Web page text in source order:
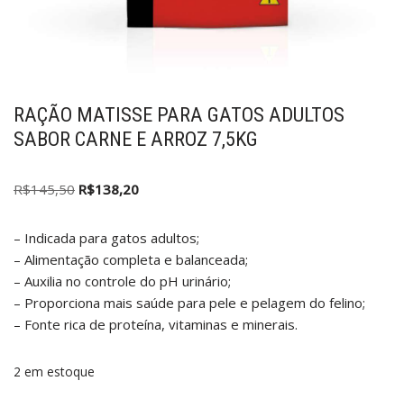
RAÇÃO MATISSE PARA GATOS ADULTOS
SABOR CARNE E ARROZ 7,5KG
R$145,50 R$138,20
– Indicada para gatos adultos;
– Alimentação completa e balanceada;
– Auxilia no controle do pH urinário;
– Proporciona mais saúde para pele e pelagem do felino;
– Fonte rica de proteína, vitaminas e minerais.
2 em estoque